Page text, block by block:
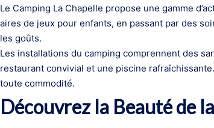
Le Camping La Chapelle propose une gamme
aires de jeux pour enfants, en passant par des
les goûts.
Les installations du camping comprennent des
restaurant convivial et une piscine
toute commodité.
Découvrez la Beauté de